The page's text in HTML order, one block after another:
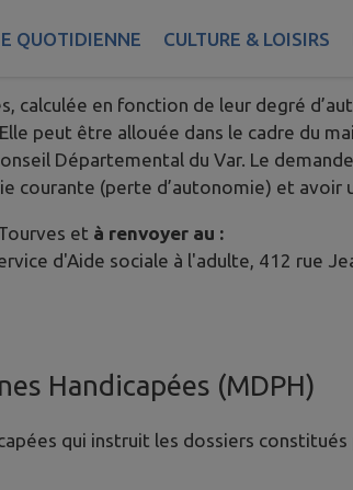
QUOTIDIENNE CULTURE & LOISIRS
calculée en fonction de leur degré
peut être allouée dans le cadre du
Départemental du Var. Le
(perte d’autonomie) et avoir
et à renvoyer au :
d'Aide sociale à l'adulte, 412 rue
Handicapées (MDPH)
qui instruit les dossiers